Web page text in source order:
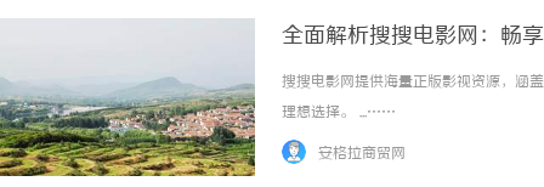
全面解析搜搜电影网：畅
搜搜电影网提供海量正版影视资源，涵
理想选择。 ...……
安格拉商贸网